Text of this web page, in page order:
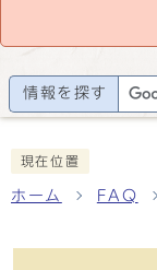
情報を探す
現在位置
ホーム FAQ